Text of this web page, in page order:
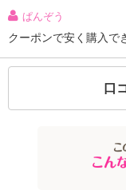
の掲載画像や画像内の
合がございます。
また、[新たな加工食
あらかじめご了承いた
【お支払いについて】
ぱんぞう
クーポンで安く購入で
口